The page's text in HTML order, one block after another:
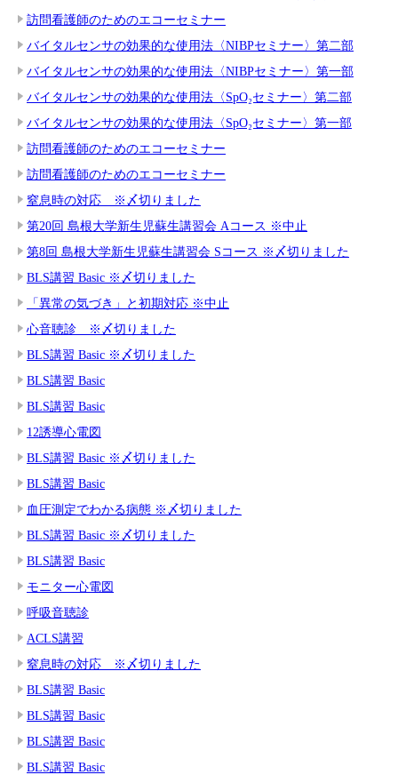
訪問看護師のためのエコーセミナー
バイタルセンサの効果的な使用法〈NIBPセミナー〉第二部
バイタルセンサの効果的な使用法〈NIBPセミナー〉第一部
バイタルセンサの効果的な使用法〈SpO₂セミナー〉第二部
バイタルセンサの効果的な使用法〈SpO₂セミナー〉第一部
訪問看護師のためのエコーセミナー
訪問看護師のためのエコーセミナー
窒息時の対応 ※〆切りました
第20回 島根大学新生児蘇生講習会 Aコース ※中止
第8回 島根大学新生児蘇生講習会 Sコース ※〆切りました
BLS講習 Basic ※〆切りました
「異常の気づき」と初期対応 ※中止
心音聴診 ※〆切りました
BLS講習 Basic ※〆切りました
BLS講習 Basic
BLS講習 Basic
12誘導心電図
BLS講習 Basic ※〆切りました
BLS講習 Basic
血圧測定でわかる病態 ※〆切りました
BLS講習 Basic ※〆切りました
BLS講習 Basic
モニター心電図
呼吸音聴診
ACLS講習
窒息時の対応 ※〆切りました
BLS講習 Basic
BLS講習 Basic
BLS講習 Basic
BLS講習 Basic